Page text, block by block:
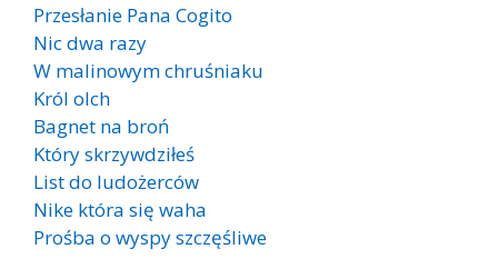
Przesłanie Pana Cogito
Nic dwa razy
W malinowym chruśniaku
Król olch
Bagnet na broń
Który skrzywdziłeś
List do ludożerców
Nike która się waha
Prośba o wyspy szczęśliwe